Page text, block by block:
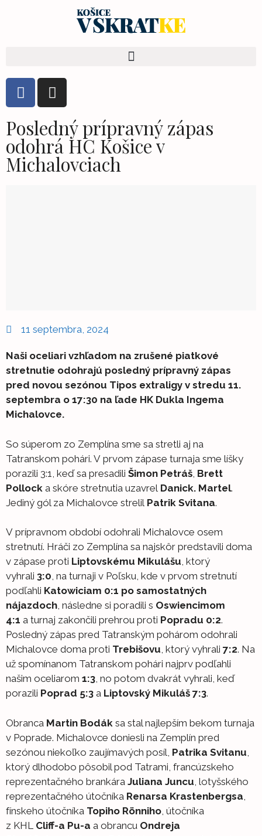
Posledný prípravný zápas
odohrá HC Košice v
Michalovciach
11 septembra, 2024
Naši oceliari vzhľadom na zrušené piatkové
stretnutie odohrajú posledný prípravný zápas
pred novou sezónou Tipos extraligy v stredu 11.
septembra o 17:30 na ľade HK Dukla Ingema
Michalovce.
So súperom zo Zemplína sme sa stretli aj na
Tatranskom pohári. V prvom zápase turnaja sme líšky
porazili 3:1, keď sa presadili Šimon Petráš Brett
Pollock a skóre stretnutia uzavrel Danick. Martel.
Jediný gól za Michalovce strelil Patrik Svitana.
V prípravnom období odohrali Michalovce osem
stretnutí. Hráči zo Zemplína sa najskôr predstavili doma
v zápase proti Liptovskému Mikulášu, ktorý
vyhrali 3:0, na turnaji v Poľsku, kde v prvom stretnutí
podľahli Katowiciam 0:1 po samostatných
nájazdoch, následne si poradili s Oswiencimom
4:1 a turnaj zakončili prehrou proti Popradu 0:2.
Posledný zápas pred Tatranským pohárom odohrali
Michalovce doma proti Trebišovu, ktorý vyhrali 7:2. Na
už spomínanom Tatranskom pohári najprv podľahli
našim oceliarom 1:3, no potom dvakrát vyhrali, keď
porazili Poprad 5:3 a Liptovský Mikuláš 7:3.
Obranca Martin Bodák sa stal najlepším bekom turnaja
v Poprade. Michalovce doniesli na Zemplín pred
sezónou niekoľko zaujímavých posíl, Patrika Svitanu
ktorý dlhodobo pôsobil pod Tatrami, francúzskeho
reprezentačného brankára Juliana Juncu , lotyšského
reprezentačného útočníka Renarsa Krastenbergsa
fínskeho útočníka Topiho Rönniho , útočníka
z KHL Cliff-a Pu-a a obrancu Ondreja